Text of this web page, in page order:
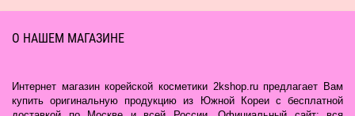
О НАШЕМ МАГАЗИНЕ
Интернет магазин корейской косметики 2kshop.ru предлагает Вам
купить оригинальную продукцию из Южной Кореи с бесплатной